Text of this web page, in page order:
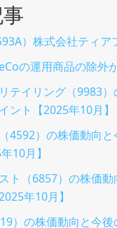
）株式会社ティア
の運用商品の除外
テイリング（9983
ント【2025年10月】
4592）の株価動向と
10月】
ト（6857）の株価動
年10月】
）の株価動向と今後